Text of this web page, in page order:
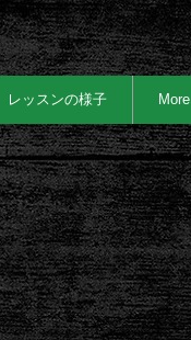
レッスンの様子 More